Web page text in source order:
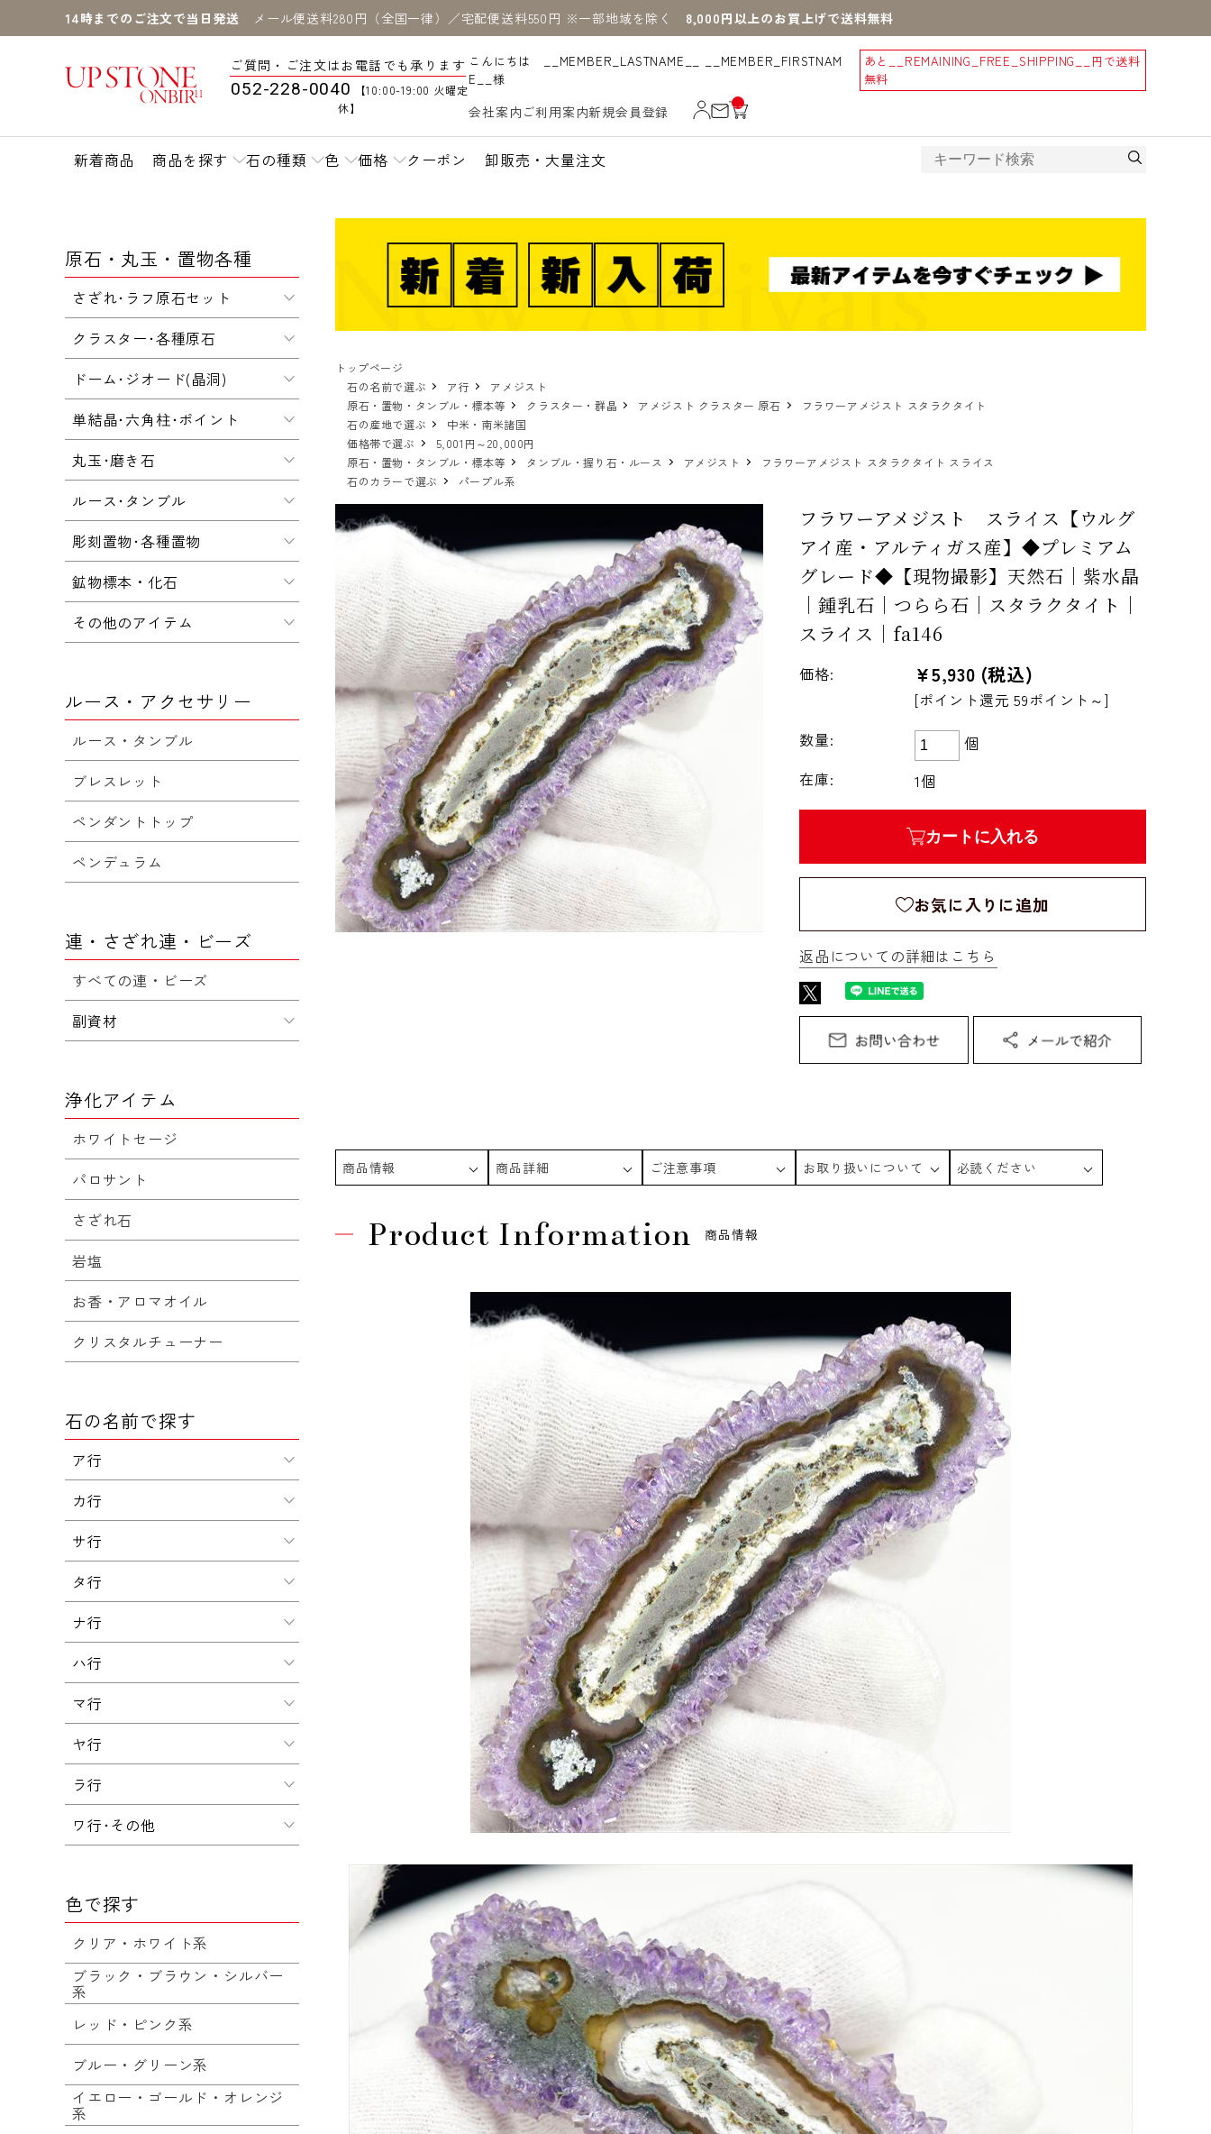
14時までのご注文で当日発送 メール便送料280円（全国一律）／宅配便送料550円 ※一部地域を除く 8,000円以上のお買上げで送料無料
ご質問・ご注文はお電話でも承ります
052-228-0040
【10:00-19:00 火曜定
休】
こんにちは __MEMBER_LASTNAME__ __MEMBER_FIRSTNAM
E__様
あと __REMAINING_FREE_SHIPPING__
円で送料
無料
会社案内 ご利用案内新規会員登録
__
IT
_C
新着商品 商品を探す 石の種類 色 価格 クーポン 卸販売・大量注文
トップページ
石の名前で選ぶ
ア行
アメジスト
原石・置物・タンブル・標本等
クラスター・群晶 アメジスト クラスター 原石
フラワーアメジスト スタラクタイト
石の産地で選ぶ
中米・南米諸国
価格帯で選ぶ
5,001円～20,000円
原石・置物・タンブル・標本等
タンブル・握り石・ルース アメジスト
フラワーアメジスト スタラクタイト スライス
石のカラーで選ぶ
パープル系
フラワーアメジスト スライス【ウルグ
アイ産・アルティガス産】◆プレミアム
グレード◆【現物撮影】天然石｜紫水晶
｜鍾乳石｜つらら石｜スタラクタイト｜
スライス｜fa146
価格: ¥5,930 (税込)
[ポイント還元 59ポイント～]
数量:
個
在庫:
1個
カートに入れる
お気に入りに追加
返品についての詳細はこちら
商品情報 商品詳細 ご注意事項 お取り扱いについて 必読ください
Product Information 商品情報
原石・丸玉・置物各種
さざれ･ラフ原石セット
クラスター･各種原石
ドーム･ジオード(晶洞)
単結晶･六角柱･ポイント
丸玉･磨き石
ルース･タンブル
彫刻置物･各種置物
鉱物標本・化石
その他のアイテム
ルース・アクセサリー
ルース・タンブル
ブレスレット
ペンダントトップ
ペンデュラム
連・さざれ連・ビーズ
すべての連・ビーズ
副資材
浄化アイテム
ホワイトセージ
パロサント
さざれ石
岩塩
お香・アロマオイル
クリスタルチューナー
石の名前で探す
ア行
カ行
サ行
タ行
ナ行
ハ行
マ行
ヤ行
ラ行
ワ行･その他
色で探す
クリア・ホワイト系
ブラック・ブラウン・シルバー
系
レッド・ピンク系
ブルー・グリーン系
イエロー・ゴールド・オレンジ
系